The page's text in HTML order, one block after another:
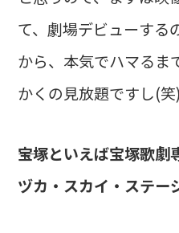
て、劇場デビューする
から、本気でハマるま
かくの見放題ですし(笑)
――宝塚といえば宝塚歌
ヅカ・スカイ・ステー